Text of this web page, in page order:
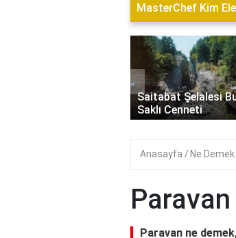
MasterChef Kim
Saitabat Şelalesi
Saklı Cenneti
‹
Anasayfa Ne Demek
Paravan ne